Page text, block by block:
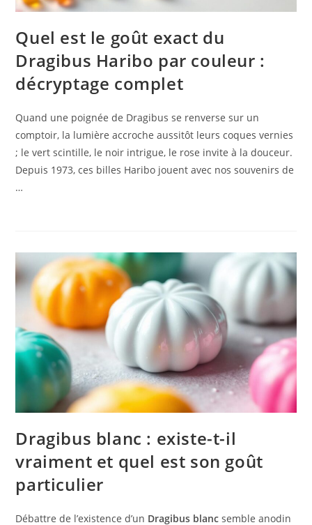
Quel est le goût exact du
Dragibus Haribo par couleur :
décryptage complet
Quand une poignée de Dragibus se renverse sur un
comptoir, la lumière accroche aussitôt leurs coques vernies
; le vert scintille, le noir intrigue, le rose invite à la douceur.
Depuis 1973, ces billes Haribo jouent avec nos souvenirs de
…
Dragibus blanc : existe-t-il
vraiment et quel est son goût
particulier
Débattre de l’existence d’un Dragibus blanc semble anodin